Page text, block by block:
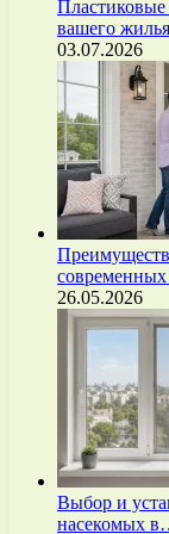
Пластиковые
вашего жилья
03.07.2026
современных
26.05.2026
Выбор и
насекомых